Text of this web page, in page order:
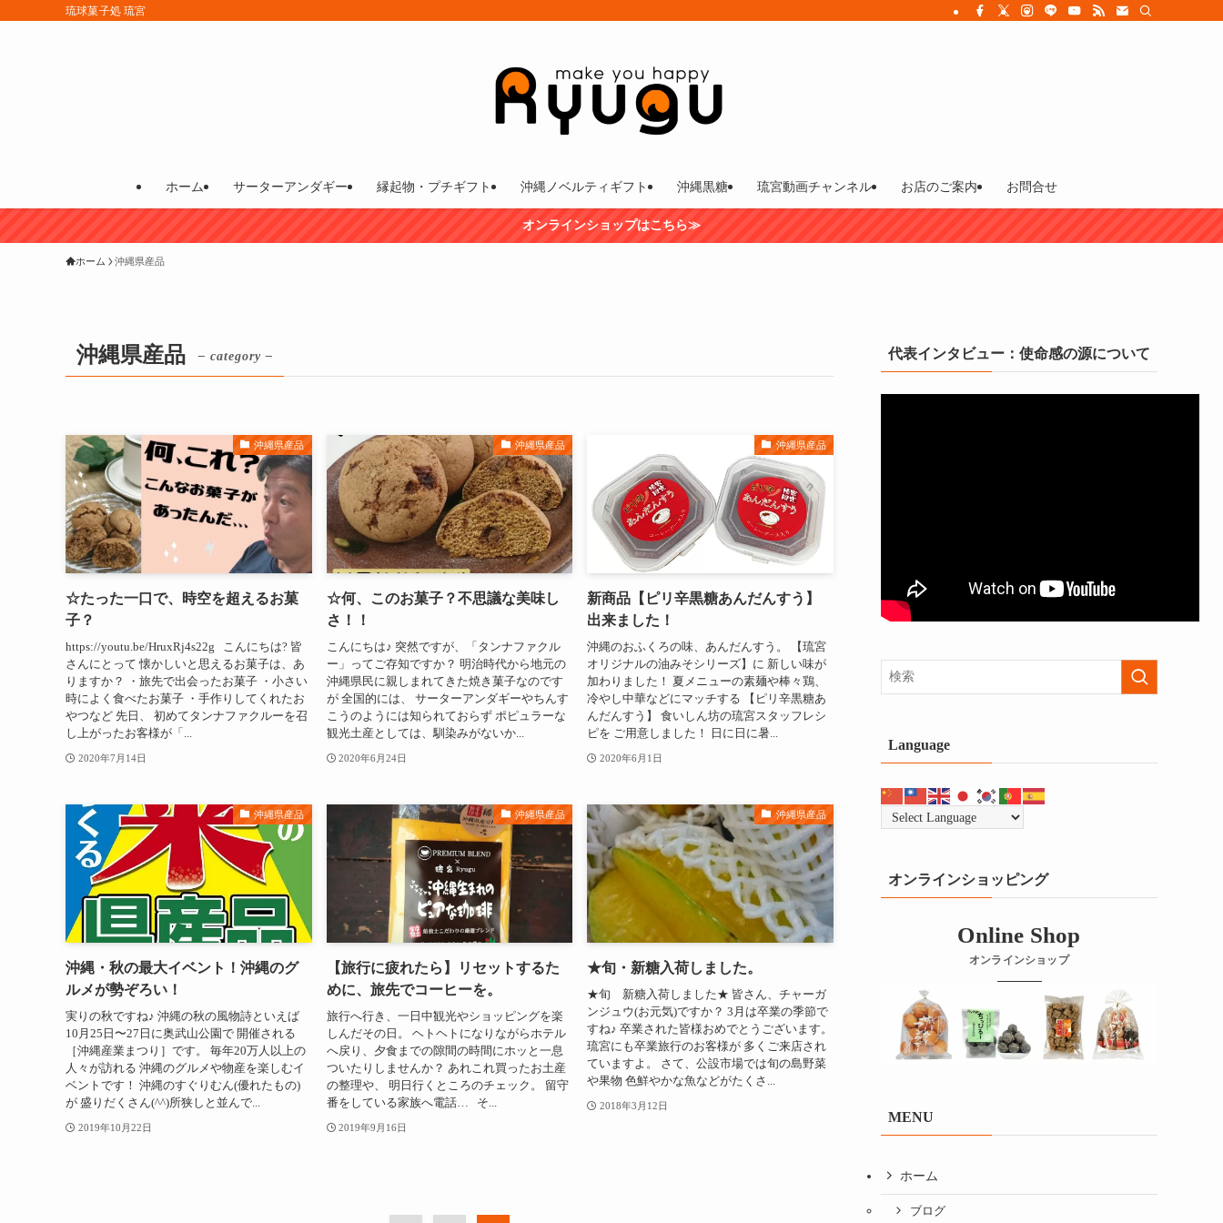
琉球菓子処 琉宮
ホーム サーターアンダギー 縁起物・プチギフト 沖縄ノベルティギフト 沖縄黒糖 琉宮動画チャンネル お店のご案内 お問合せ
オンラインショップはこちら≫
ホーム 沖縄県産品
沖縄県産品 – category –
沖縄県産品
☆たった一口で、時空を超えるお菓
子？
https://youtu.be/HruxRj4s22g こんにちは? 皆
さんにとって 懐かしいと思えるお菓子は、あ
りますか？ ・旅先で出会ったお菓子 ・小さい
時によく食べたお菓子 ・手作りしてくれたお
やつなど 先日、 初めてタンナファクルーを召
し上がったお客様が「...
2020年7月14日
沖縄県産品
☆何、このお菓子？不思議な美味し
さ！！
こんにちは♪ 突然ですが、「タンナファクル
ー」ってご存知ですか？ 明治時代から地元の
沖縄県民に親しまれてきた焼き菓子なのです
が 全国的には、 サーターアンダギーやちんす
こうのようには知られておらず ポピュラーな
観光土産としては、馴染みがないか...
2020年6月24日
沖縄県産品
新商品【ピリ辛黒糖あんだんすう】
出来ました！
沖縄のおふくろの味、あんだんすう。 【琉宮
オリジナルの油みそシリーズ】に 新しい味が
加わりました！ 夏メニューの素麺や棒々鶏、
冷やし中華などにマッチする 【ピリ辛黒糖あ
んだんすう】 食いしん坊の琉宮スタッフレシ
ピを ご用意しました！ 日に日に暑...
2020年6月1日
沖縄県産品
沖縄・秋の最大イベント！沖縄のグ
ルメが勢ぞろい！
実りの秋ですね♪ 沖縄の秋の風物詩といえば
10月25日〜27日に奥武山公園で 開催される
［沖縄産業まつり］です。 毎年20万人以上の
人々が訪れる 沖縄のグルメや物産を楽しむイ
ベントです！ 沖縄のすぐりむん(優れたもの)
が 盛りだくさん(^^)所狭しと並んで...
2019年10月22日
沖縄県産品
【旅行に疲れたら】リセットするた
めに、旅先でコーヒーを。
旅行へ行き、一日中観光やショッピングを楽
しんだその日。 ヘトヘトになりながらホテル
へ戻り、夕食までの隙間の時間にホッと一息
ついたりしませんか？ あれこれ買ったお土産
の整理や、 明日行くところのチェック。 留守
番をしている家族へ電話… そ...
2019年9月16日
沖縄県産品
★旬・新糖入荷しました。
★旬 新糖入荷しました★ 皆さん、チャーガ
ンジュウ(お元気)ですか？ 3月は卒業の季節で
すね♪ 卒業された皆様おめでとうございます。
琉宮にも卒業旅行のお客様が 多くご来店され
ていますよ。 さて、公設市場では旬の島野菜
や果物 色鮮やかな魚などがたくさ...
2018年3月12日
代表インタビュー：使命感の源について
Language
オンラインショッピング
Online Shop
オンラインショップ
MENU
ホーム
ブログ